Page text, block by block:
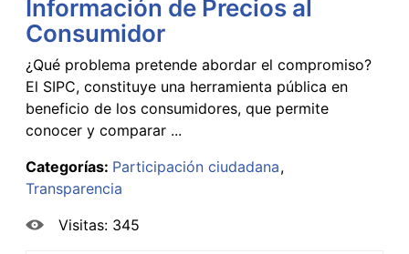
Información de Precios al
Consumidor
¿Qué problema pretende abordar el compromiso?
El SIPC, constituye una herramienta pública en
beneficio de los consumidores, que permite
conocer y comparar ...
Categorías: Participación ciudadana
Transparencia
Visitas: 345